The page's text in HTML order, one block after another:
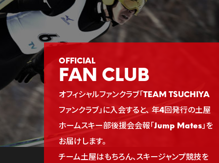
FAN CLUB
オフィシャルファンクラブ「TEAM TSUCHIYA
ファンクラブ」に入会すると、 年4回発行の土屋
ホームスキー部後援会会報「Jump Mates」を
お届けします。
チーム土屋はもちろん、スキージャンプ競技を